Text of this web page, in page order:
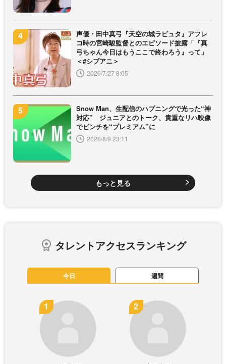
声優・田中真弓『天空の城ラピュタ』アフレ
コ時の宮崎駿監督とのエピソード披露「『真
弓ちゃん今日はもうここで終わろう』って」
＜#シブアニ＞
2026/7/27 8:05
Snow Man、生配信のハプニングで光った“神
対応” ジュニアとのトーク、貴重なリハ映像
でピンチを“プレミアム”に
2026/8/9 23:11
もっと見る
タレントアクセスランキング
今日 週間